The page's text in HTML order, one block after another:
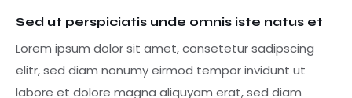
Sed ut perspiciatis unde omnis iste natus et
Lorem ipsum dolor sit amet, consetetur sadipscing
elitr, sed diam nonumy eirmod tempor invidunt ut
labore et dolore magna aliquyam erat, sed diam